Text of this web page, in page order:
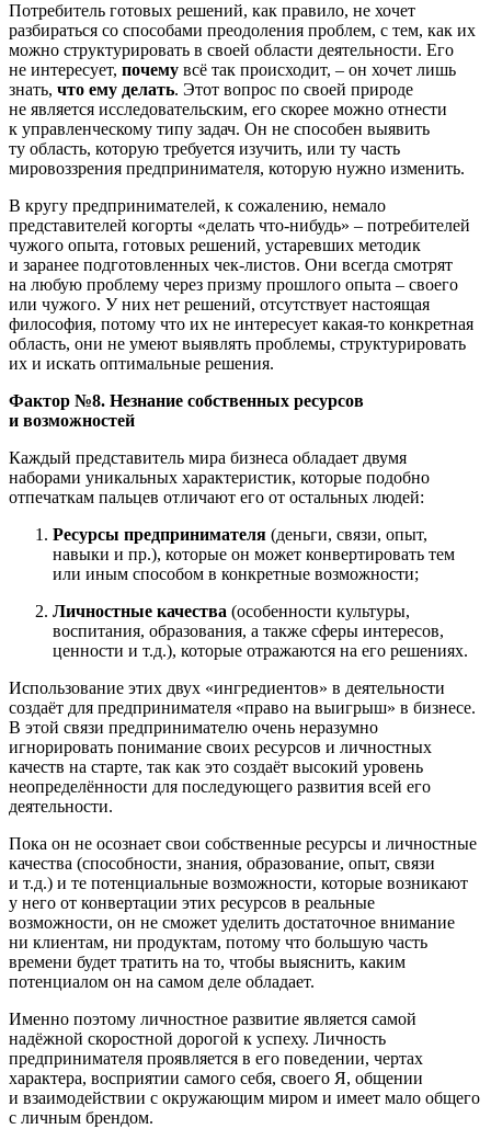
Потребитель готовых решений, как правило, не хочет
разбираться со способами преодоления проблем, с тем, как их
можно структурировать в своей области деятельности. Его
не интересует, почему всё так происходит, – он хочет лишь
знать, что ему делать. Этот вопрос по своей природе
не является исследовательским, его скорее можно отнести
к управленческому типу задач. Он не способен выявить
ту область, которую требуется изучить, или ту часть
мировоззрения предпринимателя, которую нужно изменить.
В кругу предпринимателей, к сожалению, немало
представителей когорты «делать что-нибудь» – потребителей
чужого опыта, готовых решений, устаревших методик
и заранее подготовленных чек-листов. Они всегда смотрят
на любую проблему через призму прошлого опыта – своего
или чужого. У них нет решений, отсутствует настоящая
философия, потому что их не интересует какая-то конкретная
область, они не умеют выявлять проблемы, структурировать
их и искать оптимальные решения.
Фактор №8. Незнание собственных ресурсов
и возможностей
Каждый представитель мира бизнеса обладает двумя
наборами уникальных характеристик, которые подобно
отпечаткам пальцев отличают его от остальных людей:
Ресурсы предпринимателя (деньги, связи, опыт,
навыки и пр.), которые он может конвертировать тем
или иным способом в конкретные возможности;
Личностные качества (особенности культуры,
воспитания, образования, а также сферы интересов,
ценности и т.д.), которые отражаются на его решениях.
Использование этих двух «ингредиентов» в деятельности
создаёт для предпринимателя «право на выигрыш» в бизнесе.
В этой связи предпринимателю очень неразумно
игнорировать понимание своих ресурсов и личностных
качеств на старте, так как это создаёт высокий уровень
неопределённости для последующего развития всей его
деятельности.
Пока он не осознает свои собственные ресурсы и личностные
качества (способности, знания, образование, опыт, связи
и т.д.) и те потенциальные возможности, которые возникают
у него от конвертации этих ресурсов в реальные
возможности, он не сможет уделить достаточное внимание
ни клиентам, ни продуктам, потому что большую часть
времени будет тратить на то, чтобы выяснить, каким
потенциалом он на самом деле обладает.
Именно поэтому личностное развитие является самой
надёжной скоростной дорогой к успеху. Личность
предпринимателя проявляется в его поведении, чертах
характера, восприятии самого себя, своего Я, общении
и взаимодействии с окружающим миром и имеет мало общего
с личным брендом.